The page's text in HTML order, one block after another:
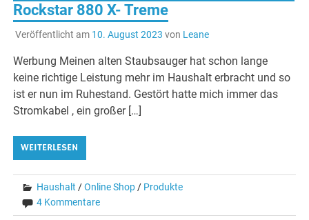
Rockstar 880 X- Treme
Veröffentlicht am 10. August 2023 von Leane
Werbung Meinen alten Staubsauger hat schon lange
keine richtige Leistung mehr im Haushalt erbracht und so
ist er nun im Ruhestand. Gestört hatte mich immer das
Stromkabel , ein großer […]
WEITERLESEN
Haushalt /Online Shop / Produkte
4 Kommentare